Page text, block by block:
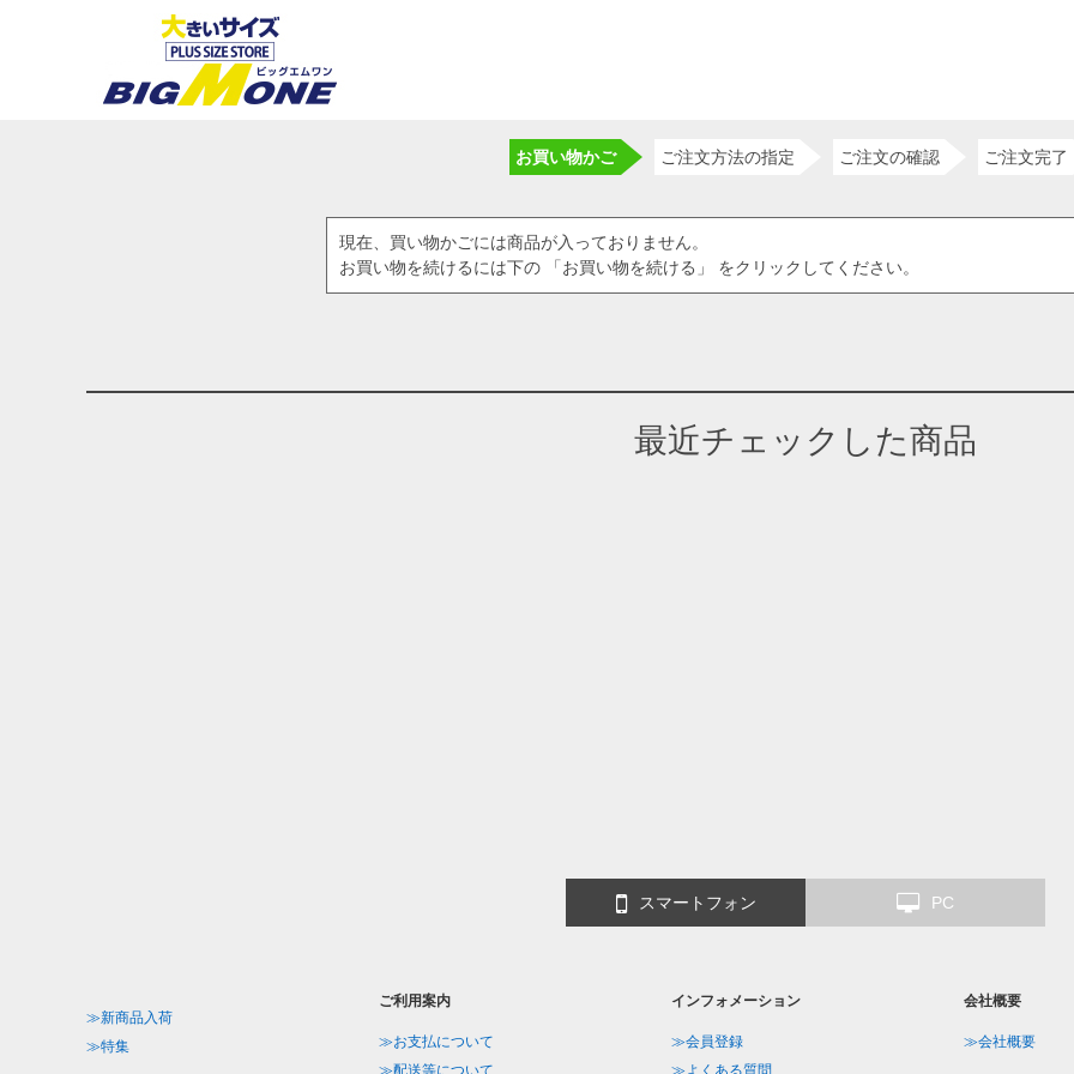
お買い物かご ご注文方法の指定 ご注文の確認 ご注文完了
現在、買い物かごには商品が入っておりません。
お買い物を続けるには下の 「お買い物を続ける」 をクリックしてください。
最近チェックした商品
スマートフォン PC
≫新商品入荷
≫特集
ご利用案内
≫お支払について
≫配送等について
インフォメーション
≫会員登録
≫よくある質問
会社概要
≫会社概要